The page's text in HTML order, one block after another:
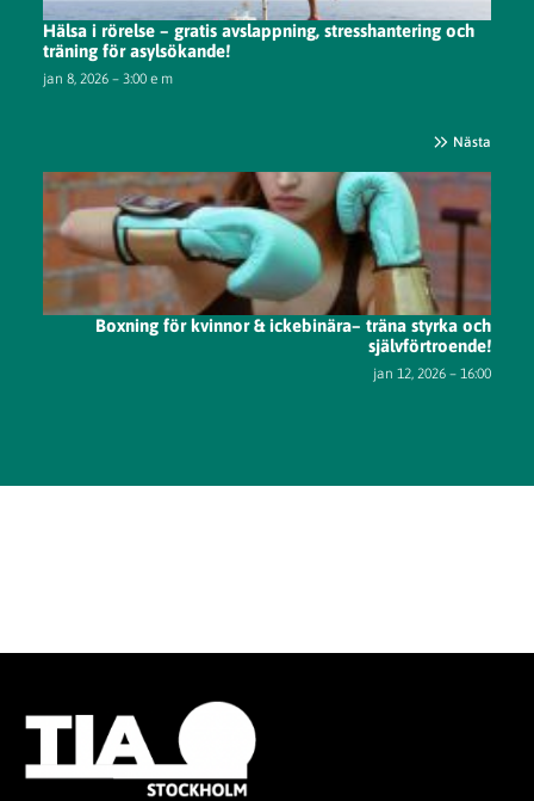
Hälsa i rörelse – gratis avslappning, stresshantering och
träning för asylsökande!
jan 8, 2026 – 3:00 e m
Nästa
Boxning för kvinnor & ickebinära– träna styrka och
självförtroende!
jan 12, 2026 – 16:00